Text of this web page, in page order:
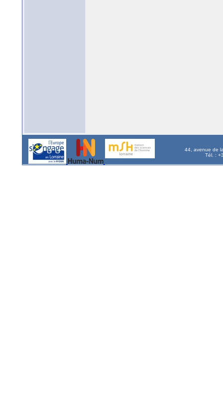
44, avenue de
Tél. :